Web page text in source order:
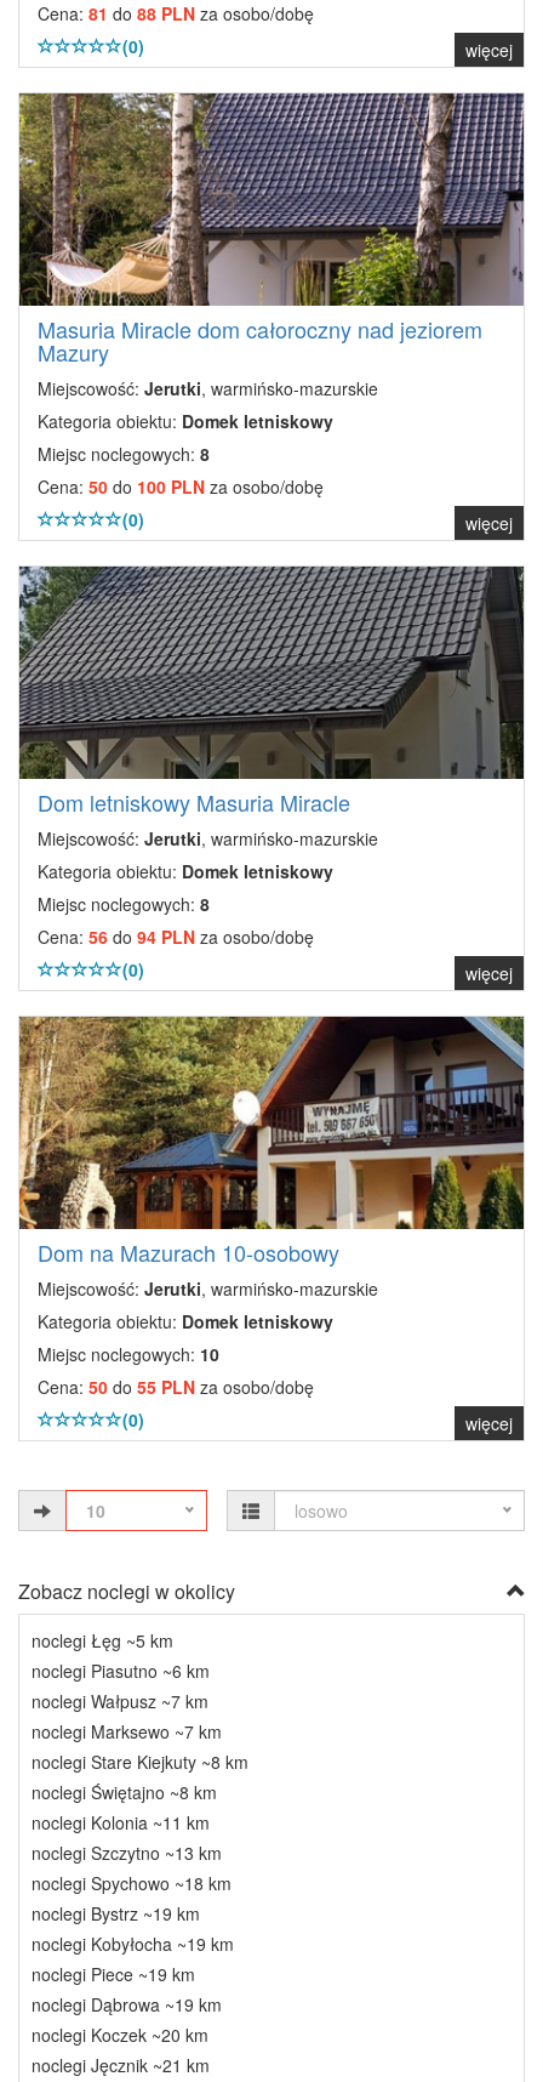
Cena: 81 do 88 PLN za osobo/dobę
(0)
więcej
Masuria Miracle dom całoroczny nad jeziorem
Mazury
Miejscowość: Jerutki, warmińsko-mazurskie
Kategoria obiektu: Domek letniskowy
Miejsc noclegowych: 8
Cena: 50 do 100 PLN za osobo/dobę
(0)
więcej
Dom letniskowy Masuria Miracle
Miejscowość: Jerutki, warmińsko-mazurskie
Kategoria obiektu: Domek letniskowy
Miejsc noclegowych: 8
Cena: 56 do 94 PLN za osobo/dobę
(0)
więcej
Dom na Mazurach 10-osobowy
Miejscowość: Jerutki, warmińsko-mazurskie
Kategoria obiektu: Domek letniskowy
Miejsc noclegowych: 10
Cena: 50 do 55 PLN za osobo/dobę
(0)
więcej
10 losowo
Zobacz noclegi w okolicy
noclegi Łęg ~5 km
noclegi Piasutno ~6 km
noclegi Wałpusz ~7 km
noclegi Marksewo ~7 km
noclegi Stare Kiejkuty ~8 km
noclegi Świętajno ~8 km
noclegi Kolonia ~11 km
noclegi Szczytno ~13 km
noclegi Spychowo ~18 km
noclegi Bystrz ~19 km
noclegi Kobyłocha ~19 km
noclegi Piece ~19 km
noclegi Dąbrowa ~19 km
noclegi Koczek ~20 km
noclegi Jęcznik ~21 km